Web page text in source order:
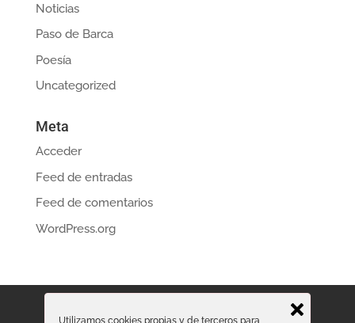
Noticias
Paso de Barca
Poesía
Uncategorized
Meta
Acceder
Feed de entradas
Feed de comentarios
WordPress.org
Utilizamos cookies propias y de terceros para